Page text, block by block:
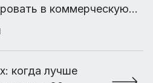
в коммерческую
когда лучше